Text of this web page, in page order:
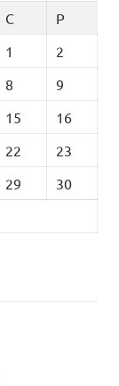
C
P
1
2
8
9
15
16
22
23
29
30